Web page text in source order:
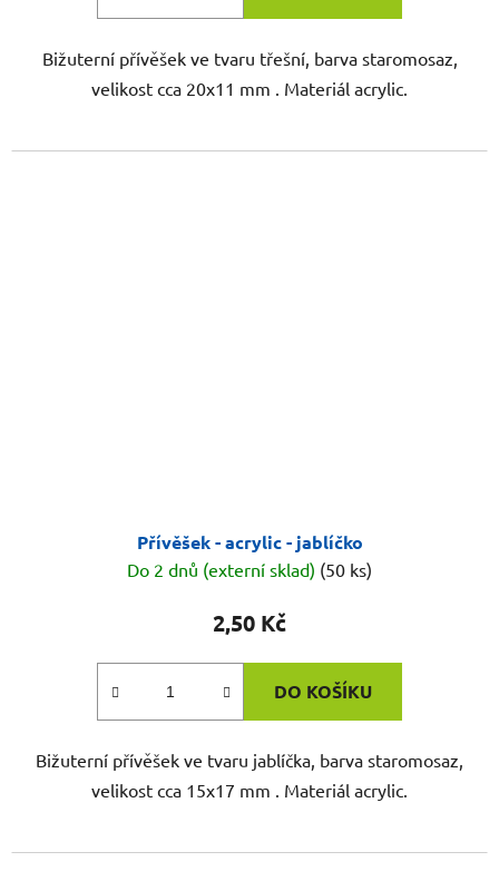
Bižuterní přívěšek ve tvaru třešní, barva staromosaz,
velikost cca 20x11 mm . Materiál acrylic.
Přívěšek - acrylic - jablíčko
Do 2 dnů (externí sklad) (50 ks)
2,50 Kč
DO KOŠÍKU
Bižuterní přívěšek ve tvaru jablíčka, barva staromosaz,
velikost cca 15x17 mm . Materiál acrylic.